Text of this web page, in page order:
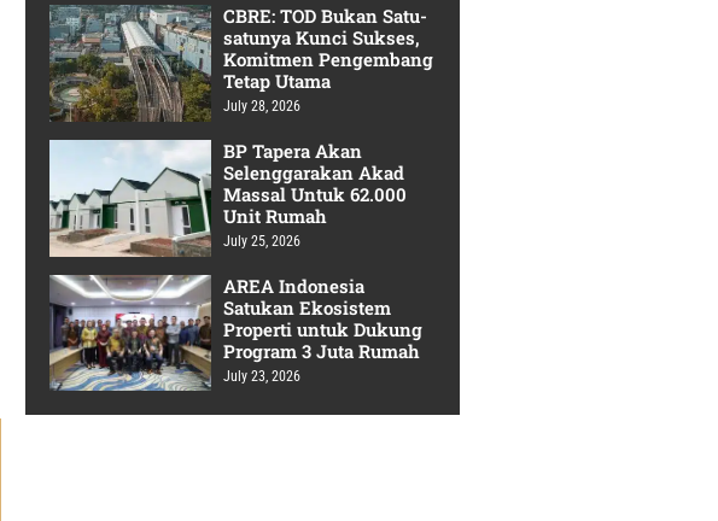
CBRE: TOD Bukan Satu-
satunya Kunci Sukses,
Komitmen Pengembang
Tetap Utama
July 28, 2026
BP Tapera Akan
Selenggarakan Akad
Massal Untuk 62.000
Unit Rumah
July 25, 2026
AREA Indonesia
Satukan Ekosistem
Properti untuk Dukung
Program 3 Juta Rumah
July 23, 2026